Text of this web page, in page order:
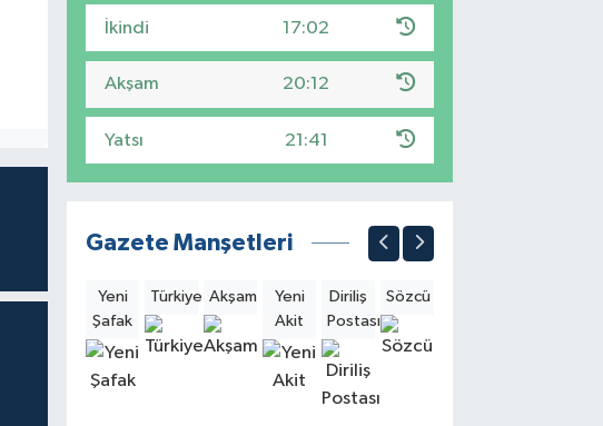
İkindi 17:02
Akşam 20:12
Yatsı 21:41
Gazete Manşetleri
Yeni
Şafak
Türkiye Akşam
Yeni
Akit
Diriliş
Postası
Sözcü